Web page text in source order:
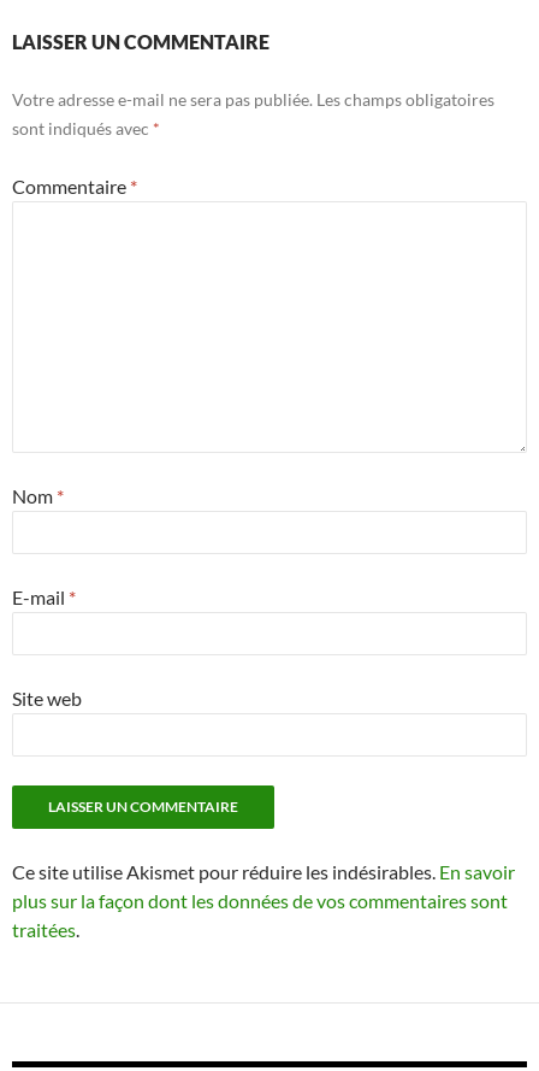
LAISSER UN COMMENTAIRE
Votre adresse e-mail ne sera pas publiée. Les champs obligatoires
sont indiqués avec *
Commentaire *
Nom *
E-mail *
Site web
Ce site utilise Akismet pour réduire les indésirables. En savoir
plus sur la façon dont les données de vos commentaires sont
traitées.